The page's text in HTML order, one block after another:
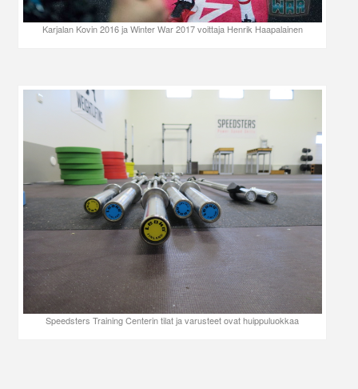
Karjalan Kovin 2016 ja Winter War 2017 voittaja Henrik Haapalainen
Speedsters Training Centerin tilat ja varusteet ovat huippuluokkaa